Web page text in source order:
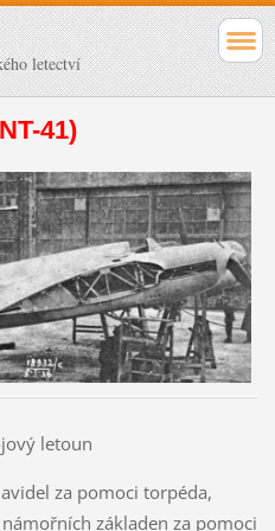
letectví
41)
letoun
za pomoci torpéda,
základen za pomoci